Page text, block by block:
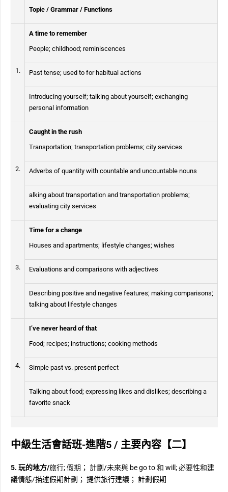
Topic / Grammar / Functions
1.
A time to remember
People; childhood; reminiscences
Past tense; used to for habitual actions
Introducing yourself; talking about yourself; exchanging
personal information
2.
Caught in the rush
Transportation; transportation problems; city services
Adverbs of quantity with countable and uncountable nouns
alking about transportation and transportation problems;
evaluating city services
3.
Time for a change
Houses and apartments; lifestyle changes; wishes
Evaluations and comparisons with adjectives
Describing positive and negative features; making comparisons;
talking about lifestyle changes
4.
I’ve never heard of that
Food; recipes; instructions; cooking methods
Simple past vs. present perfect
Talking about food; expressing likes and dislikes; describing a
favorite snack
中級生活會話班-進階5 / 主要內容【二】
5. 玩的地方/旅行; 假期； 計劃/未來與 be go to 和 will; 必要性和建
議情態/描述假期計劃； 提供旅行建議； 計劃假期